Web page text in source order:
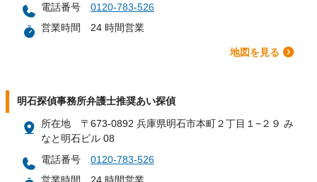
電話番号
0120-783-526
営業時間
24 時間営業
地図を見る
明石探偵事務所弁護士推奨あい探偵
所在地
〒673-0892 兵庫県明石市本町２丁目１−２９ み
なと明石ビル 08
電話番号
0120-783-526